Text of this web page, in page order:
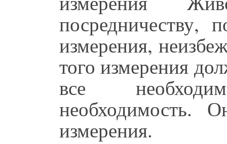
посредничеству,
измерения,
того измерения
все
необходимость.
измерения.